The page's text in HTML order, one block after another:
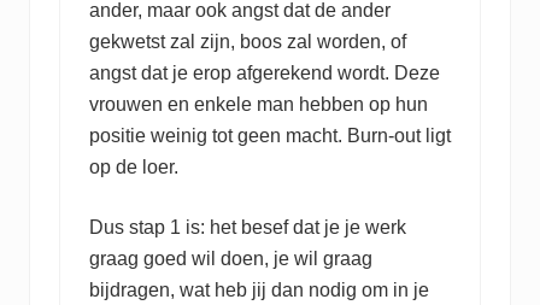
ander, maar ook angst dat de ander
gekwetst zal zijn, boos zal worden, of
angst dat je erop afgerekend wordt. Deze
vrouwen en enkele man hebben op hun
positie weinig tot geen macht. Burn-out ligt
op de loer.
Dus stap 1 is: het besef dat je je werk
graag goed wil doen, je wil graag
bijdragen, wat heb jij dan nodig om in je